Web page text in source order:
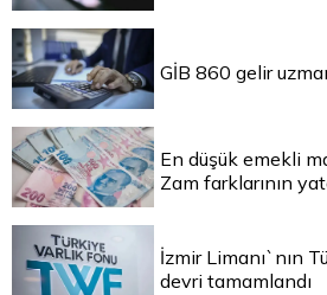
GİB 860 gelir
En düşük emekli
Zam farklarının
İzmir Limanı`nın
devri tamamlandı